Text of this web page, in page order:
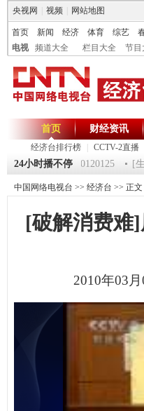
央视网 视频 网站地图
首页 新闻 经济 体育 综艺
电视
频道大全 栏目大全 节目
首页
经济台排行榜 CCTV-2直播
财经资讯
24小时播不停
《第一时间》 20120125 [生
中国网络电视台 >> 经济台 >> 正文
[破解消费难
2010年03